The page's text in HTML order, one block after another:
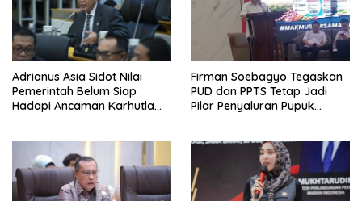
Adrianus Asia Sidot Nilai
Pemerintah Belum Siap
Hadapi Ancaman Karhutla
Firman Soebagyo Tegaskan
PUD dan PPTS Tetap Jadi
Pilar Penyaluran Pupuk